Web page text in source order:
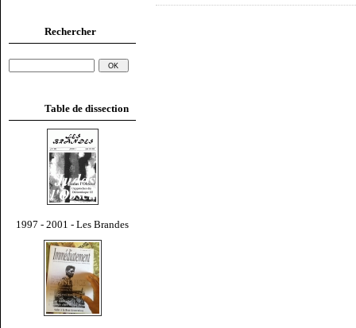
Rechercher
Table de dissection
1997 - 2001 - Les Brandes